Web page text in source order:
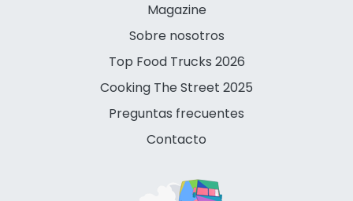
Magazine
Sobre nosotros
Top Food Trucks 2026
Cooking The Street 2025
Preguntas frecuentes
Contacto